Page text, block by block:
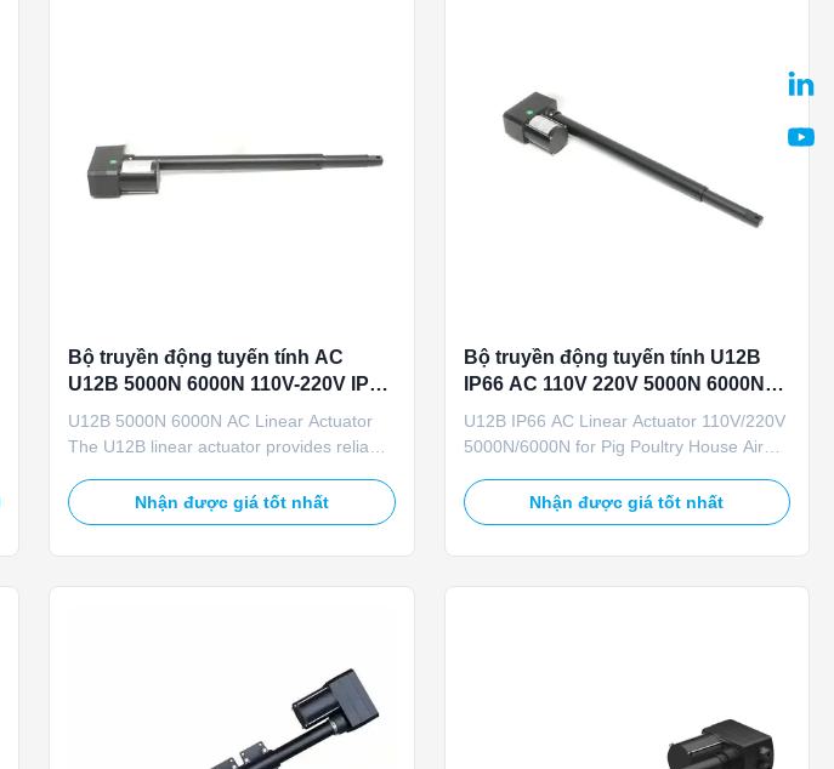
Bộ truyền động tuyến tính AC
U12B 5000N 6000N 110V-220V IP66
Điều chỉnh thủ công cho thông gió
trang trại
U12B 5000N 6000N AC Linear Actuator
The U12B linear actuator provides reliable
systems, featuring 110V/220V AC power,
5000N rated load, and IP66 protection.
Nhận được giá tốt nhất
Bộ truyền động tuyến tính U12B
IP66 AC 110V 220V 5000N 6000N
cho điều khiển cửa gió chuồng
heo gia cầm
U12B IP66 AC Linear Actuator 110V/220V
5000N/6000N for Pig Poultry House Air
actuator is specifically engineered for
animal breeding ventilation systems.
Nhận được giá tốt nhất